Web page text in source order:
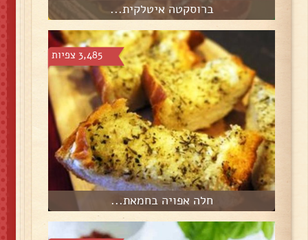
ברוסקטה איטלקית...
3,485 צפיות
חלה אפויה בחמאת...